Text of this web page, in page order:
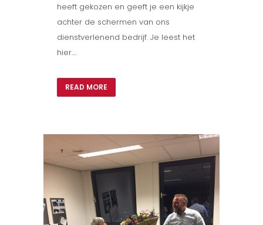
heeft gekozen en geeft je een kijkje
achter de schermen van ons
dienstverlenend bedrijf. Je leest het
hier....
READ MORE